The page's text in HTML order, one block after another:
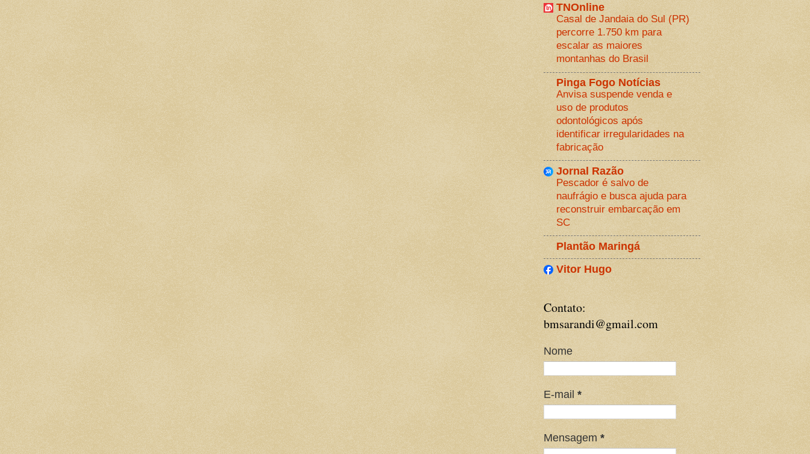
TNOnline
Casal de Jandaia do Sul (PR)
percorre 1.750 km para
escalar as maiores
montanhas do Brasil
Pinga Fogo Notícias
Anvisa suspende venda e
uso de produtos
odontológicos após
identificar irregularidades na
fabricação
Jornal Razão
Pescador é salvo de
naufrágio e busca ajuda para
reconstruir embarcação em
SC
Plantão Maringá
Vitor Hugo
Contato:
bmsarandi@gmail.com
Nome
E-mail *
Mensagem *